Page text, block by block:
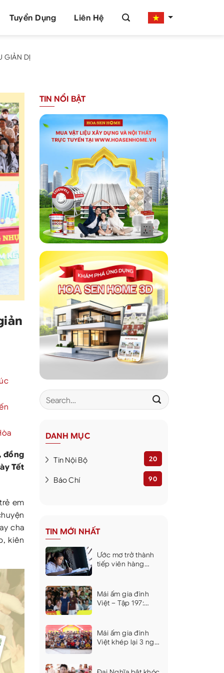
Tuyển Dụng Liên Hệ
GIẢN DỊ
đồng
Tết
em
cha
kiên
TIN NỔI BẬT
DANH MỤC
Tin Nội Bộ 20
Báo Chí 90
TIN MỚI NHẤT
Ước mơ trở thành
tiếp viên hàng
mẹ bệnh tật khiến
nhiều người xúc
động
Mái ấm gia đình
Việt – Tập 197:
thần, nghị lực của
cậu bé lớp 10 khiến
dàn nghệ sĩ xúc
Mái ấm gia đình
Việt khép lại 3 ngày
đồng cho 18 em